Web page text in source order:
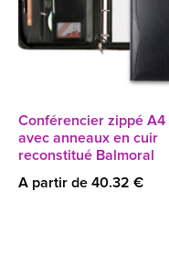
Conférencier zippé A4
avec anneaux en cuir
reconstitué Balmoral
A partir de 40.32 €